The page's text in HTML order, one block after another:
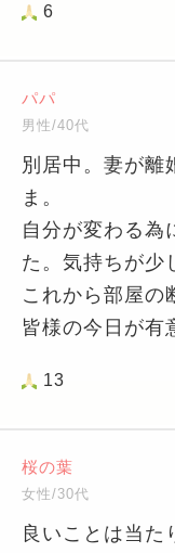
6
パパ
男性/40代
別居中。妻が離
ま。
自分が変わる為
た。気持ちが少
これから部屋の
皆様の今日が有
13
桜の葉
女性/30代
良いことは当た